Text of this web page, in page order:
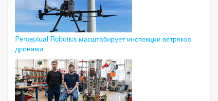
Perceptual Robotics масштабирует инспекции ветряков
дронами